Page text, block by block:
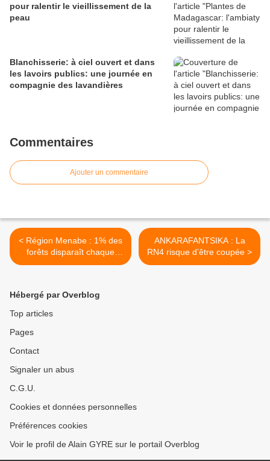
pour ralentir le vieillissement de la
peau
Blanchisserie: à ciel ouvert et dans
les lavoirs publics: une journée en
compagnie des lavandières
Commentaires
Ajouter un commentaire
< Région Menabe : 1% des
forêts disparaît chaque
année
ANKARAFANTSIKA : La
RN4 risque d’être coupée >
Hébergé par Overblog
Top articles
Pages
Contact
Signaler un abus
C.G.U.
Cookies et données personnelles
Préférences cookies
Voir le profil de Alain GYRE sur le portail Overblog